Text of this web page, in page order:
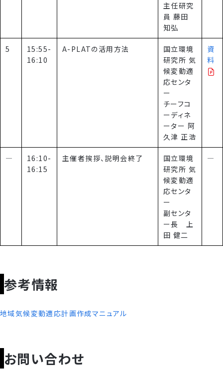
主任研究
員 藤田
知弘
5
15:55-
16:10
A-PLATの活用方法
国立環境
研究所 気
候変動適
応センタ
ー
チーフコ
ーディネ
ーター 阿
久津 正浩
資
料
―
16:10-
16:15
主催者挨拶、説明会終了
国立環境
研究所 気
候変動適
応センタ
ー
副センタ
ー長 上
田 健二
―
参考情報
地域気候変動適応計画作成マニュアル
お問い合わせ